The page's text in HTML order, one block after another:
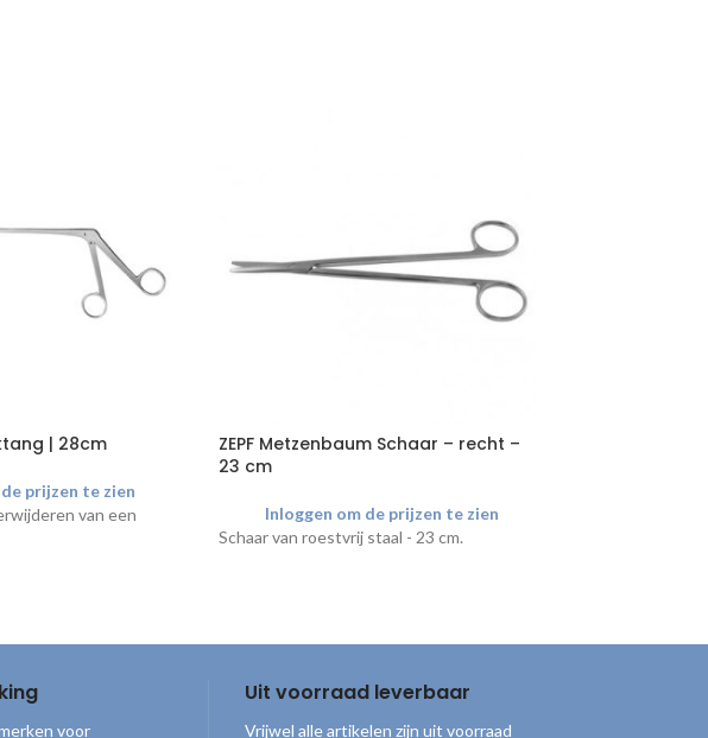
| 28cm
prijzen te zien
van een
ZEPF Metzenbaum Schaar – recht –
23 cm
Inloggen om de prijzen te zien
Schaar van roestvrij staal - 23 cm.
gebruiken is. De
voor
Uit voorraad leverbaar
Vrijwel alle artikelen zijn uit voorraad